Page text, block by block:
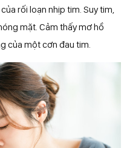
rối loạn nhịp tim. Suy tim,
mặt. Cảm thấy mơ hồ
của một cơn đau tim.